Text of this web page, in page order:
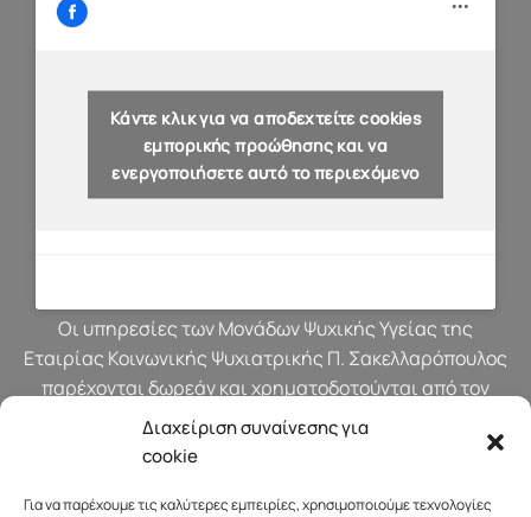
Διαχείριση συναίνεσης για
cookie
Για να παρέχουμε τις καλύτερες εμπειρίες, χρησιμοποιούμε τεχνολογίες
Κάντε κλικ για να αποδεχτείτε cookies
εμπορικής προώθησης και να
ενεργοποιήσετε αυτό το περιεχόμενο
Οι υπηρεσίες των Μονάδων Ψυχικής Υγείας της
Εταιρίας Κοινωνικής Ψυχιατρικής Π. Σακελλαρόπουλος
παρέχονται δωρεάν και χρηματοδοτούνται από τον
προϋπολογισμό του Υπουργείου Υγείας.